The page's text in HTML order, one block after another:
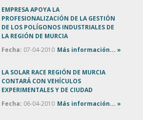
EMPRESA APOYA LA
PROFESIONALIZACIÓN DE LA GESTIÓN
DE LOS POLÍGONOS INDUSTRIALES DE
LA REGIÓN DE MURCIA
Fecha: 07-04-2010 Más información... »
LA SOLAR RACE REGIÓN DE MURCIA
CONTARÁ CON VEHÍCULOS
EXPERIMENTALES Y DE CIUDAD
Fecha: 06-04-2010 Más información... »